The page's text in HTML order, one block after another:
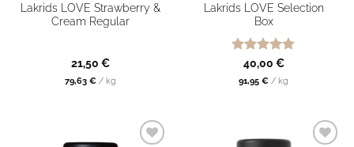
Lakrids LOVE Strawberry &
Cream Regular
21,50 €
79,63 € / kg
Lakrids LOVE Selection
Box
Bewertet
von
40,00 €
91,95 € / kg